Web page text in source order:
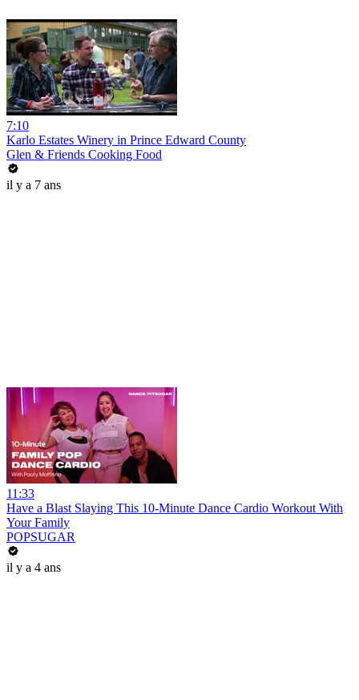
7:10
Karlo Estates Winery in Prince Edward County
Glen & Friends Cooking Food
il y a 7 ans
11:33
Have a Blast Slaying This 10-Minute Dance Cardio Workout With
Your Family
POPSUGAR
il y a 4 ans